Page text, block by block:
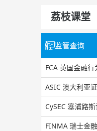
荔枝课堂
监管查询
FCA 英国金融行
ASIC 澳大利亚
CySEC 塞浦路
FINMA 瑞士金